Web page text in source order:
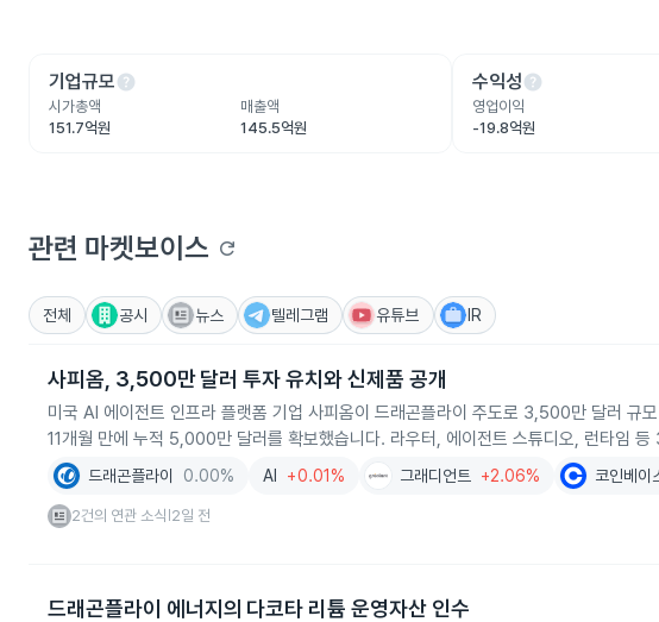
기업규모help
시가총액
151.7억원
매출액
145.5억원
수익성help
영업이익
-19.8억원
관련 마켓보이스 refresh
전체 공시 뉴스 텔레그램 유튜브 IR
사피옴, 3,500만 달러 투자 유치와 신제품 공개
미국 AI 에이전트 인프라 플랫폼 기업 사피옴이 드래곤플라이 주도로 3,500만 달러 규
11개월 만에 누적 5,000만 달러를 확보했습니다. 라우터, 에이전트 스튜디오, 런타임 등
드래곤플라이 0.00% AI +0.01% 그래디언트 +2.06% 코인베이
2건의 연관 소식 2일 전
드래곤플라이 에너지의 다코타 리튬 운영자산 인수